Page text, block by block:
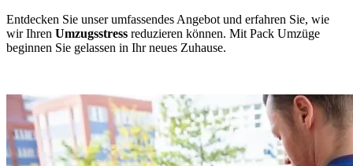
Entdecken Sie unser umfassendes Angebot und erfahren Sie, wie
wir Ihren Umzugsstress reduzieren können. Mit Pack Umzüge
beginnen Sie gelassen in Ihr neues Zuhause.